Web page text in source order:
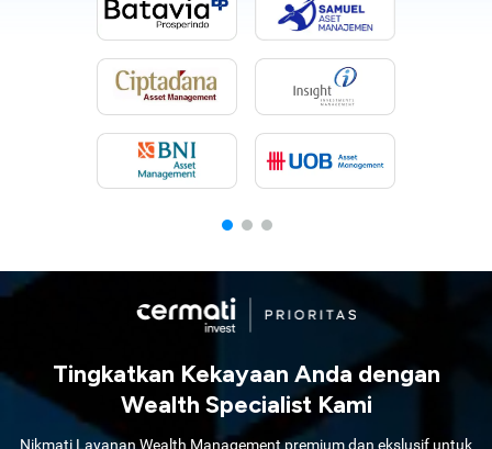
Tingkatkan Kekayaan Anda dengan
Wealth Specialist Kami
Nikmati Layanan Wealth Management premium dan ekslusif untuk